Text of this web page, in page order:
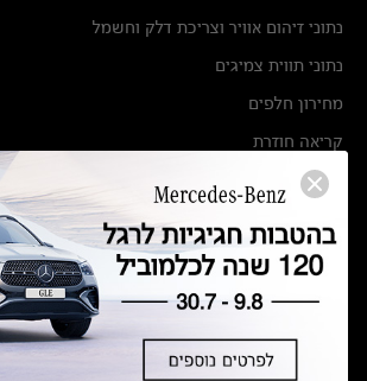
נתוני זיהום אוויר וצריכת דלק וחשמל
נתוני תווית צמיגים
מחירון חלפים
קריאה חוזרת
הודעה על הטבות לרכבי מרצדס בהסדר פשרה בתצ 56447-02-19
תקנון ימי מכירות 120 לכלמוביל
מצאו אותנו